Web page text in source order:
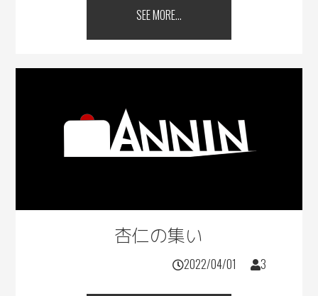
SEE MORE...
杏仁の集い
2022/04/01 3